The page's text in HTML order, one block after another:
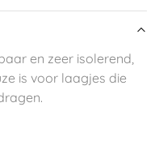
en zeer isolerend,
is voor laagjes die